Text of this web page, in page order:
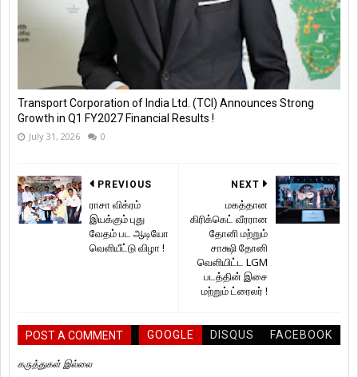
Transport Corporation of India Ltd. (TCI) Announces Strong
Growth in Q1 FY2027 Financial Results !
July 31, 2026 0
NEXT
மகத்தான
கிரிக்கெட் வீரரான
தோனி மற்றும்
சாக்ஷி தோனி
வெளியிட்ட LGM
படத்தின் இசை
மற்றும் ட்ரைலர் !
PREVIOUS
ராசா விக்ரம்
இயக்கும் புது
வேதம் பட ஆடியோ
வெளியீட்டு விழா !
POST A COMMENT GOOGLE DISQUS FACEBOOK
கருத்துகள் இல்லை